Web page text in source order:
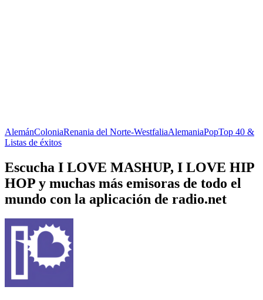
AlemánColoniaRenania del Norte-WestfaliaAlemaniaPopTop 40 &
Listas de éxitos
Escucha I LOVE MASHUP, I LOVE HIP
HOP y muchas más emisoras de todo el
mundo con la aplicación de radio.net